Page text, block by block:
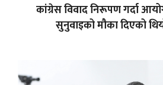
कांग्रेस विवाद निरूपण गर्दा
सुनुवाइको मौका दिएको